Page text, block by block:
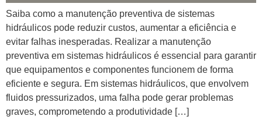
Saiba como a manutenção preventiva de sistemas
hidráulicos pode reduzir custos, aumentar a eficiência e
evitar falhas inesperadas. Realizar a manutenção
preventiva em sistemas hidráulicos é essencial para garantir
que equipamentos e componentes funcionem de forma
eficiente e segura. Em sistemas hidráulicos, que envolvem
fluidos pressurizados, uma falha pode gerar problemas
graves, comprometendo a produtividade […]